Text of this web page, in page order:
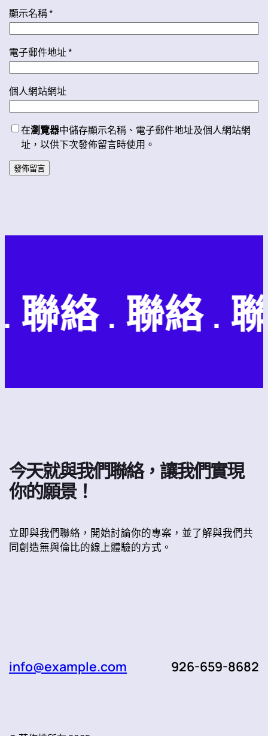
顯示名稱*
電子郵件地址*
個人網站網址
在瀏覽器中儲存顯示名稱、電子郵件地址及個人網站網
址，以供下次發佈留言時使用。
聯絡 . 聯絡 .
今天就與我們聯絡，讓我們實現
你的願景！
立即與我們聯絡，開始討論你的專案，並了解與我們共
同創造無與倫比的線上體驗的方式。
info@example.com 926-659-8682